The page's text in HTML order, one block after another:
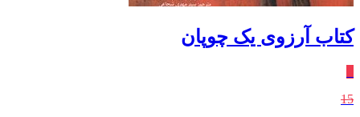
کتاب آرزوی یک چوپان
15